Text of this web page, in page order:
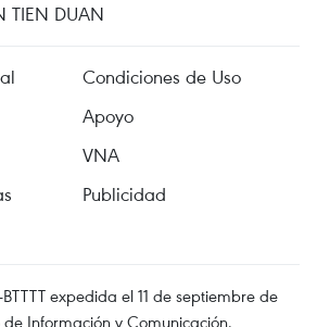
TIEN DUAN
Condiciones de Uso
Apoyo
VNA
Publicidad
expedida el 11 de septiembre de
Información y Comunicación.